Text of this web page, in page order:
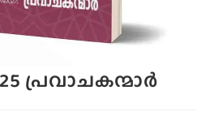
പ്രവാചകന്മാർ